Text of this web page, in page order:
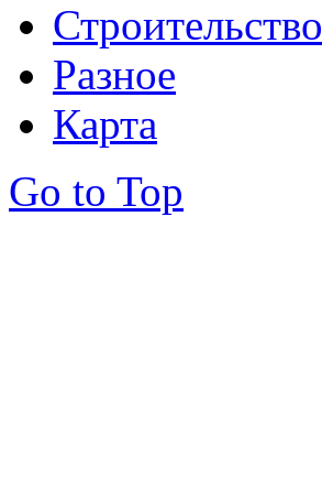
Строительство
Разное
Карта
Go to Top